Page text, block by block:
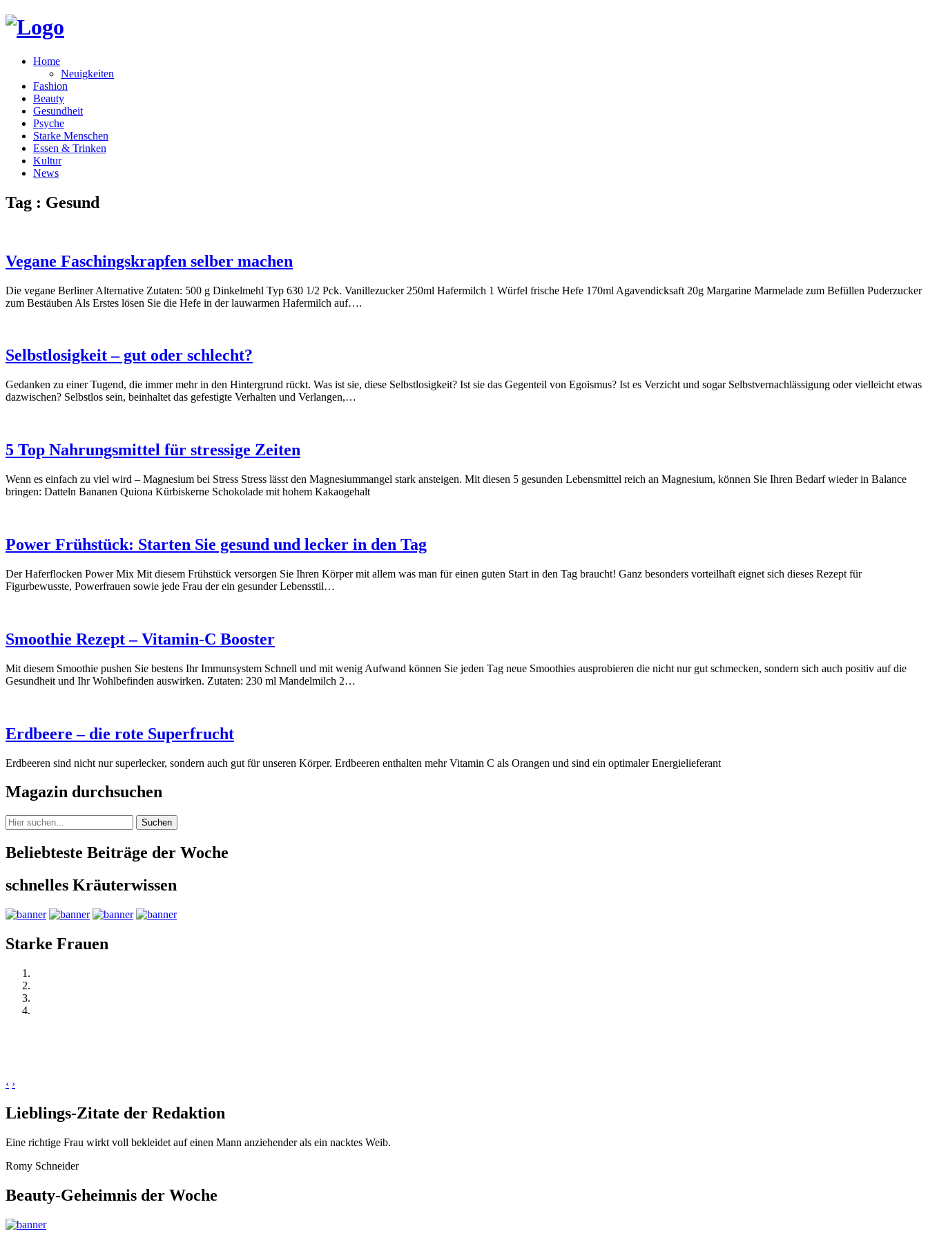
Home
Neuigkeiten
Fashion
Beauty
Gesundheit
Psyche
Starke Menschen
Essen & Trinken
Kultur
News
Tag : Gesund
Vegane Faschingskrapfen selber machen
Die vegane Berliner Alternative Zutaten: 500 g Dinkelmehl Typ 630 1/2 Pck. Vanillezucker 250ml Hafermilch 1 Würfel frische Hefe 170ml Agavendicksaft 20g Margarine Marmelade zum Befüllen Puderzucker
zum Bestäuben Als Erstes lösen Sie die Hefe in der lauwarmen Hafermilch auf….
Selbstlosigkeit – gut oder schlecht?
Gedanken zu einer Tugend, die immer mehr in den Hintergrund rückt. Was ist sie, diese Selbstlosigkeit? Ist sie das Gegenteil von Egoismus? Ist es Verzicht und sogar Selbstvernachlässigung oder vielleicht etwas
dazwischen? Selbstlos sein, beinhaltet das gefestigte Verhalten und Verlangen,…
5 Top Nahrungsmittel für stressige Zeiten
Wenn es einfach zu viel wird – Magnesium bei Stress Stress lässt den Magnesiummangel stark ansteigen. Mit diesen 5 gesunden Lebensmittel reich an Magnesium, können Sie Ihren Bedarf wieder in Balance
bringen: Datteln Bananen Quiona Kürbiskerne Schokolade mit hohem Kakaogehalt
Power Frühstück: Starten Sie gesund und lecker in den Tag
Der Haferflocken Power Mix Mit diesem Frühstück versorgen Sie Ihren Körper mit allem was man für einen guten Start in den Tag braucht! Ganz besonders vorteilhaft eignet sich dieses Rezept für
Figurbewusste, Powerfrauen sowie jede Frau der ein gesunder Lebensstil…
Smoothie Rezept – Vitamin-C Booster
Mit diesem Smoothie pushen Sie bestens Ihr Immunsystem Schnell und mit wenig Aufwand können Sie jeden Tag neue Smoothies ausprobieren die nicht nur gut schmecken, sondern sich auch positiv auf die
Gesundheit und Ihr Wohlbefinden auswirken. Zutaten: 230 ml Mandelmilch 2…
Erdbeere – die rote Superfrucht
Erdbeeren sind nicht nur superlecker, sondern auch gut für unseren Körper. Erdbeeren enthalten mehr Vitamin C als Orangen und sind ein optimaler Energielieferant
Magazin durchsuchen
Suchen
Beliebteste Beiträge der Woche
schnelles Kräuterwissen
Starke Frauen
‹ ›
Lieblings-Zitate der Redaktion
Eine richtige Frau wirkt voll bekleidet auf einen Mann anziehender als ein nacktes Weib.
Romy Schneider
Beauty-Geheimnis der Woche